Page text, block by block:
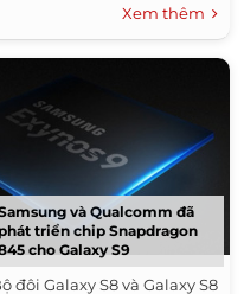
Xem thêm
và Qualcomm đã
triển chip Snapdragon
cho Galaxy S9
đôi Galaxy S8 và Galaxy S8